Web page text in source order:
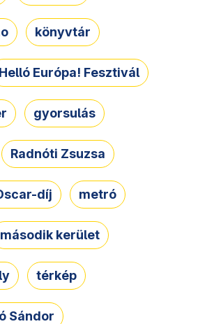
könyvtár
Helló Európa! Fesztivál
gyorsulás
Radnóti Zsuzsa
díj metró
második kerület
térkép
Sándor